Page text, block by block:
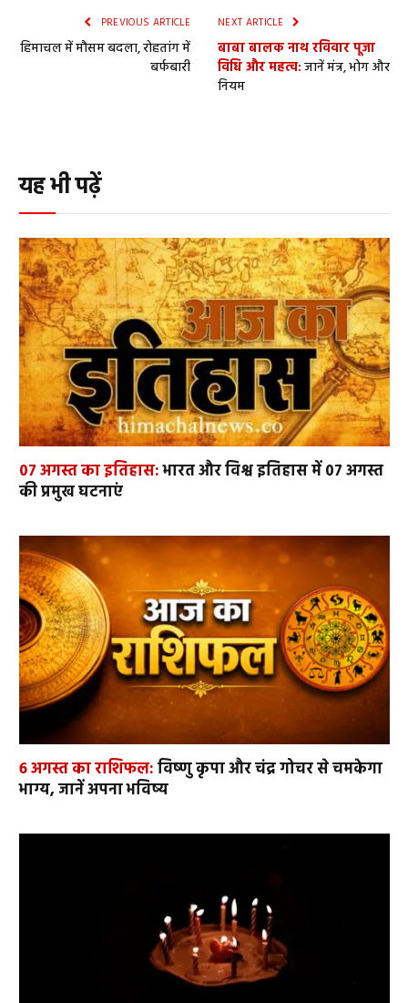
PREVIOUS ARTICLE
हिमाचल में मौसम बदला, रोहतांग में
बर्फबारी
NEXT ARTICLE
बाबा बालक नाथ रविवार पूजा
विधि और महत्व:जानें मंत्र, भोग और
नियम
यह भी पढ़ें
07 अगस्त का इतिहास:भारत और विश्व इतिहास में 07 अगस्त
की प्रमुख घटनाएं
6 अगस्त का राशिफल:विष्णु कृपा और चंद्र गोचर से चमकेगा
भाग्य, जानें अपना भविष्य